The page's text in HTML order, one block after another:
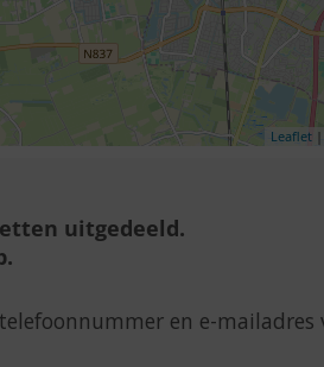
Leaflet
uitgedeeld.
telefoonnummer en e-mailadres